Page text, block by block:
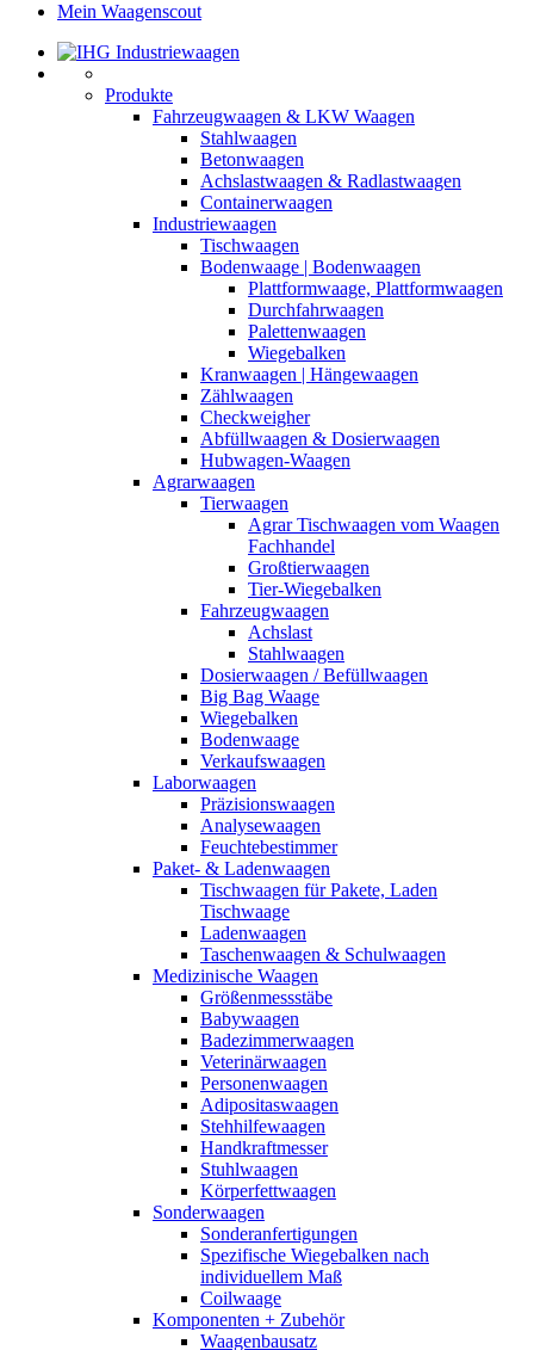
Mein Waagenscout
Produkte
Fahrzeugwaagen & LKW Waagen
Stahlwaagen
Betonwaagen
Achslastwaagen & Radlastwaagen
Containerwaagen
Industriewaagen
Tischwaagen
Bodenwaage | Bodenwaagen
Plattformwaage, Plattformwaagen
Durchfahrwaagen
Palettenwaagen
Wiegebalken
Kranwaagen | Hängewaagen
Zählwaagen
Checkweigher
Abfüllwaagen & Dosierwaagen
Hubwagen-Waagen
Agrarwaagen
Tierwaagen
Agrar Tischwaagen vom Waagen
Fachhandel
Großtierwaagen
Tier-Wiegebalken
Fahrzeugwaagen
Achslast
Stahlwaagen
Dosierwaagen / Befüllwaagen
Big Bag Waage
Wiegebalken
Bodenwaage
Verkaufswaagen
Laborwaagen
Präzisionswaagen
Analysewaagen
Feuchtebestimmer
Paket- & Ladenwaagen
Tischwaagen für Pakete, Laden
Tischwaage
Ladenwaagen
Taschenwaagen & Schulwaagen
Medizinische Waagen
Größenmessstäbe
Babywaagen
Badezimmerwaagen
Veterinärwaagen
Personenwaagen
Adipositaswaagen
Stehhilfewaagen
Handkraftmesser
Stuhlwaagen
Körperfettwaagen
Sonderwaagen
Sonderanfertigungen
Spezifische Wiegebalken nach
individuellem Maß
Coilwaage
Komponenten + Zubehör
Waagenbausatz